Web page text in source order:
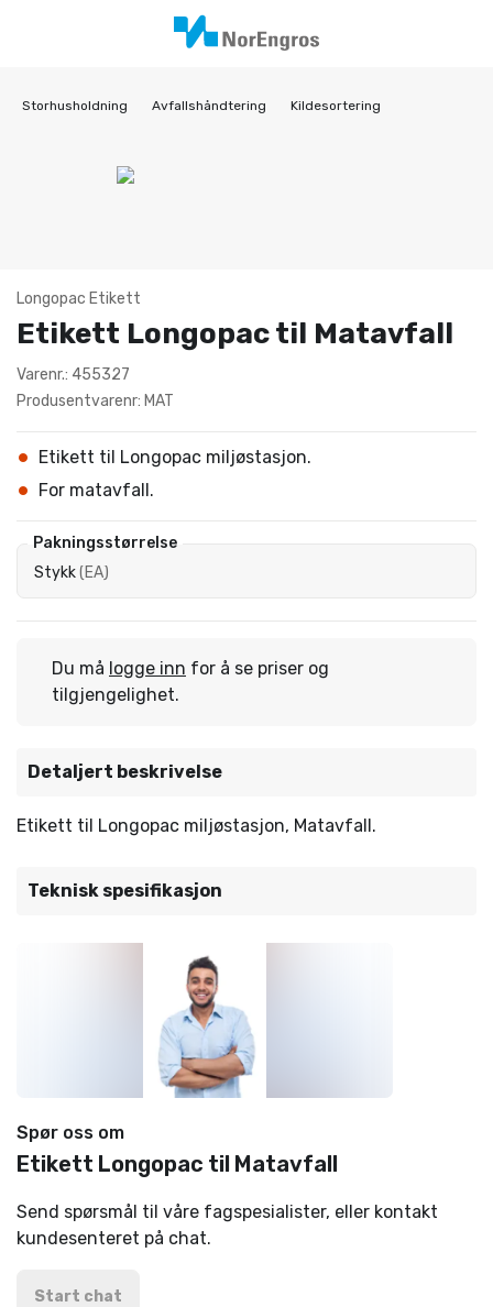
Storhusholdning Avfallshåndtering Kildesortering
Longopac Etikett
Etikett Longopac til Matavfall
Varenr.: 455327
Produsentvarenr: MAT
Etikett til Longopac miljøstasjon.
For matavfall.
Pakningsstørrelse
Stykk(EA)
Du må logge inn for å se priser og
tilgjengelighet.
Detaljert beskrivelse
Etikett til Longopac miljøstasjon, Matavfall.
Teknisk spesifikasjon
Spør oss om
Etikett Longopac til Matavfall
Send spørsmål til våre fagspesialister, eller kontakt
kundesenteret på chat.
Start chat